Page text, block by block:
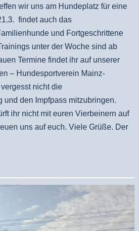
wir uns am Hundeplatz für eine
findet auch das
und Fortgeschrittene
unter der Woche sind ab
Termine findet ihr auf unserer
– Hundesportverein Mainz-
nicht die
und den Impfpass mitzubringen.
ihr nicht mit euren Vierbeinern auf
uns auf euch. Viele Grüße. Der